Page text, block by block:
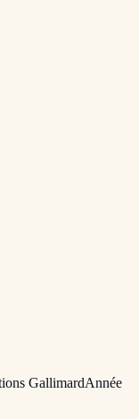
GallimardAnnée